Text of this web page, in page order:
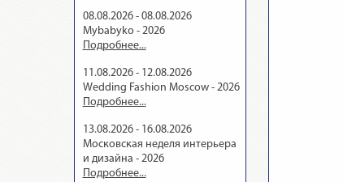
08.08.2026 - 08.08.2026
Mybabyko - 2026
Подробнее...
11.08.2026 - 12.08.2026
Wedding Fashion Moscow - 2026
Подробнее...
13.08.2026 - 16.08.2026
Московская неделя интерьера
и дизайна - 2026
Подробнее...